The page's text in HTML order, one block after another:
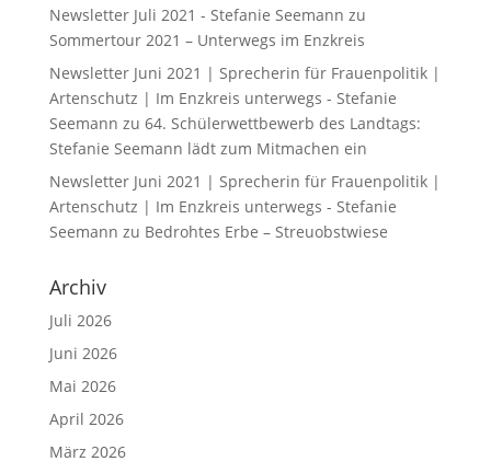
Newsletter Juli 2021 - Stefanie Seemann zu
Sommertour 2021 – Unterwegs im Enzkreis
Newsletter Juni 2021 | Sprecherin für Frauenpolitik |
Artenschutz | Im Enzkreis unterwegs - Stefanie
Seemann zu 64. Schülerwettbewerb des Landtags:
Stefanie Seemann lädt zum Mitmachen ein
Newsletter Juni 2021 | Sprecherin für Frauenpolitik |
Artenschutz | Im Enzkreis unterwegs - Stefanie
Seemann zu Bedrohtes Erbe – Streuobstwiese
Archiv
Juli 2026
Juni 2026
Mai 2026
April 2026
März 2026